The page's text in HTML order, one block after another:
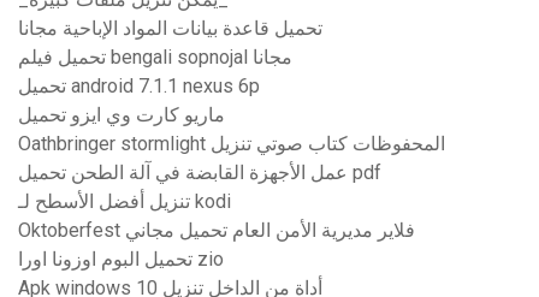
تحميل قاعدة بيانات المواد الإباحية مجانا
تحميل فيلم bengali sopnojal مجانا
تحميل android 7.1.1 nexus 6p
ماريو كارت وي ايزو تحميل
Oathbringer stormlight المحفوظات كتاب صوتي تنزيل
عمل الأجهزة القابضة في آلة الطحن تحميل pdf
تنزيل أفضل الأسطح لـ kodi
Oktoberfest فلاير مديرية الأمن العام تحميل مجاني
تحميل البوم اوزونا اورا zio
Apk windows 10 أداة من الداخل تنزيل